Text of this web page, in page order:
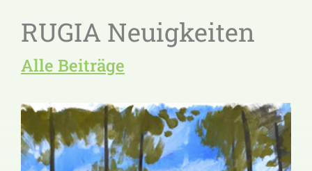
RUGIA Neuigkeiten
Alle Beiträge